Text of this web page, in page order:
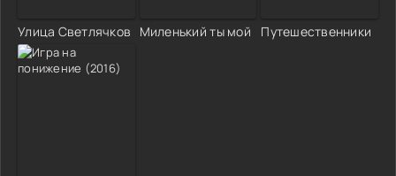
Улица Светлячков Миленький ты мой Путешественники